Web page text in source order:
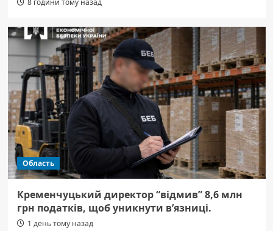
Область
Кременчуцький директор “відмив” 8,6 млн
грн податків, щоб уникнути в’язниці.
1 день тому назад